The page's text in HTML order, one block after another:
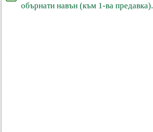
обърнати навън (към 1-ва предавка).